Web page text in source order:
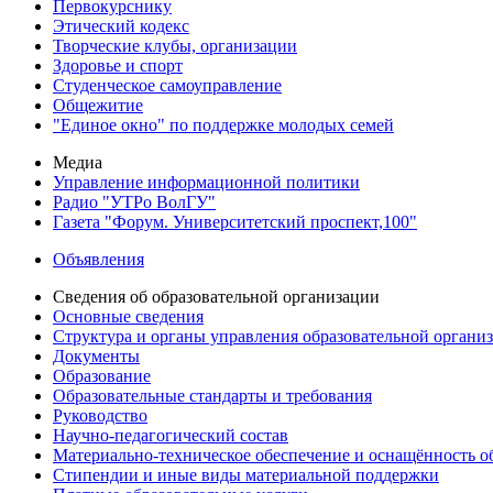
Первокурснику
Этический кодекс
Творческие клубы, организации
Здоровье и спорт
Студенческое самоуправление
Общежитие
"Единое окно" по поддержке молодых семей
Медиа
Управление информационной политики
Радио "УТРо ВолГУ"
Газета "Форум. Университетский проспект,100"
Объявления
Сведения об образовательной организации
Основные сведения
Структура и органы управления образовательной
Документы
Образование
Образовательные стандарты и требования
Руководство
Научно-педагогический состав
Материально-техническое обеспечение и оснащённость
Стипендии и иные виды материальной поддержки